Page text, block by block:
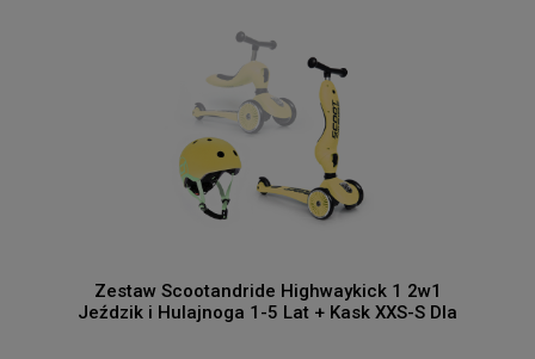
Zestaw Scootandride Highwaykick 1 2w1
Jeździk i Hulajnoga 1-5 Lat + Kask XXS-S Dla